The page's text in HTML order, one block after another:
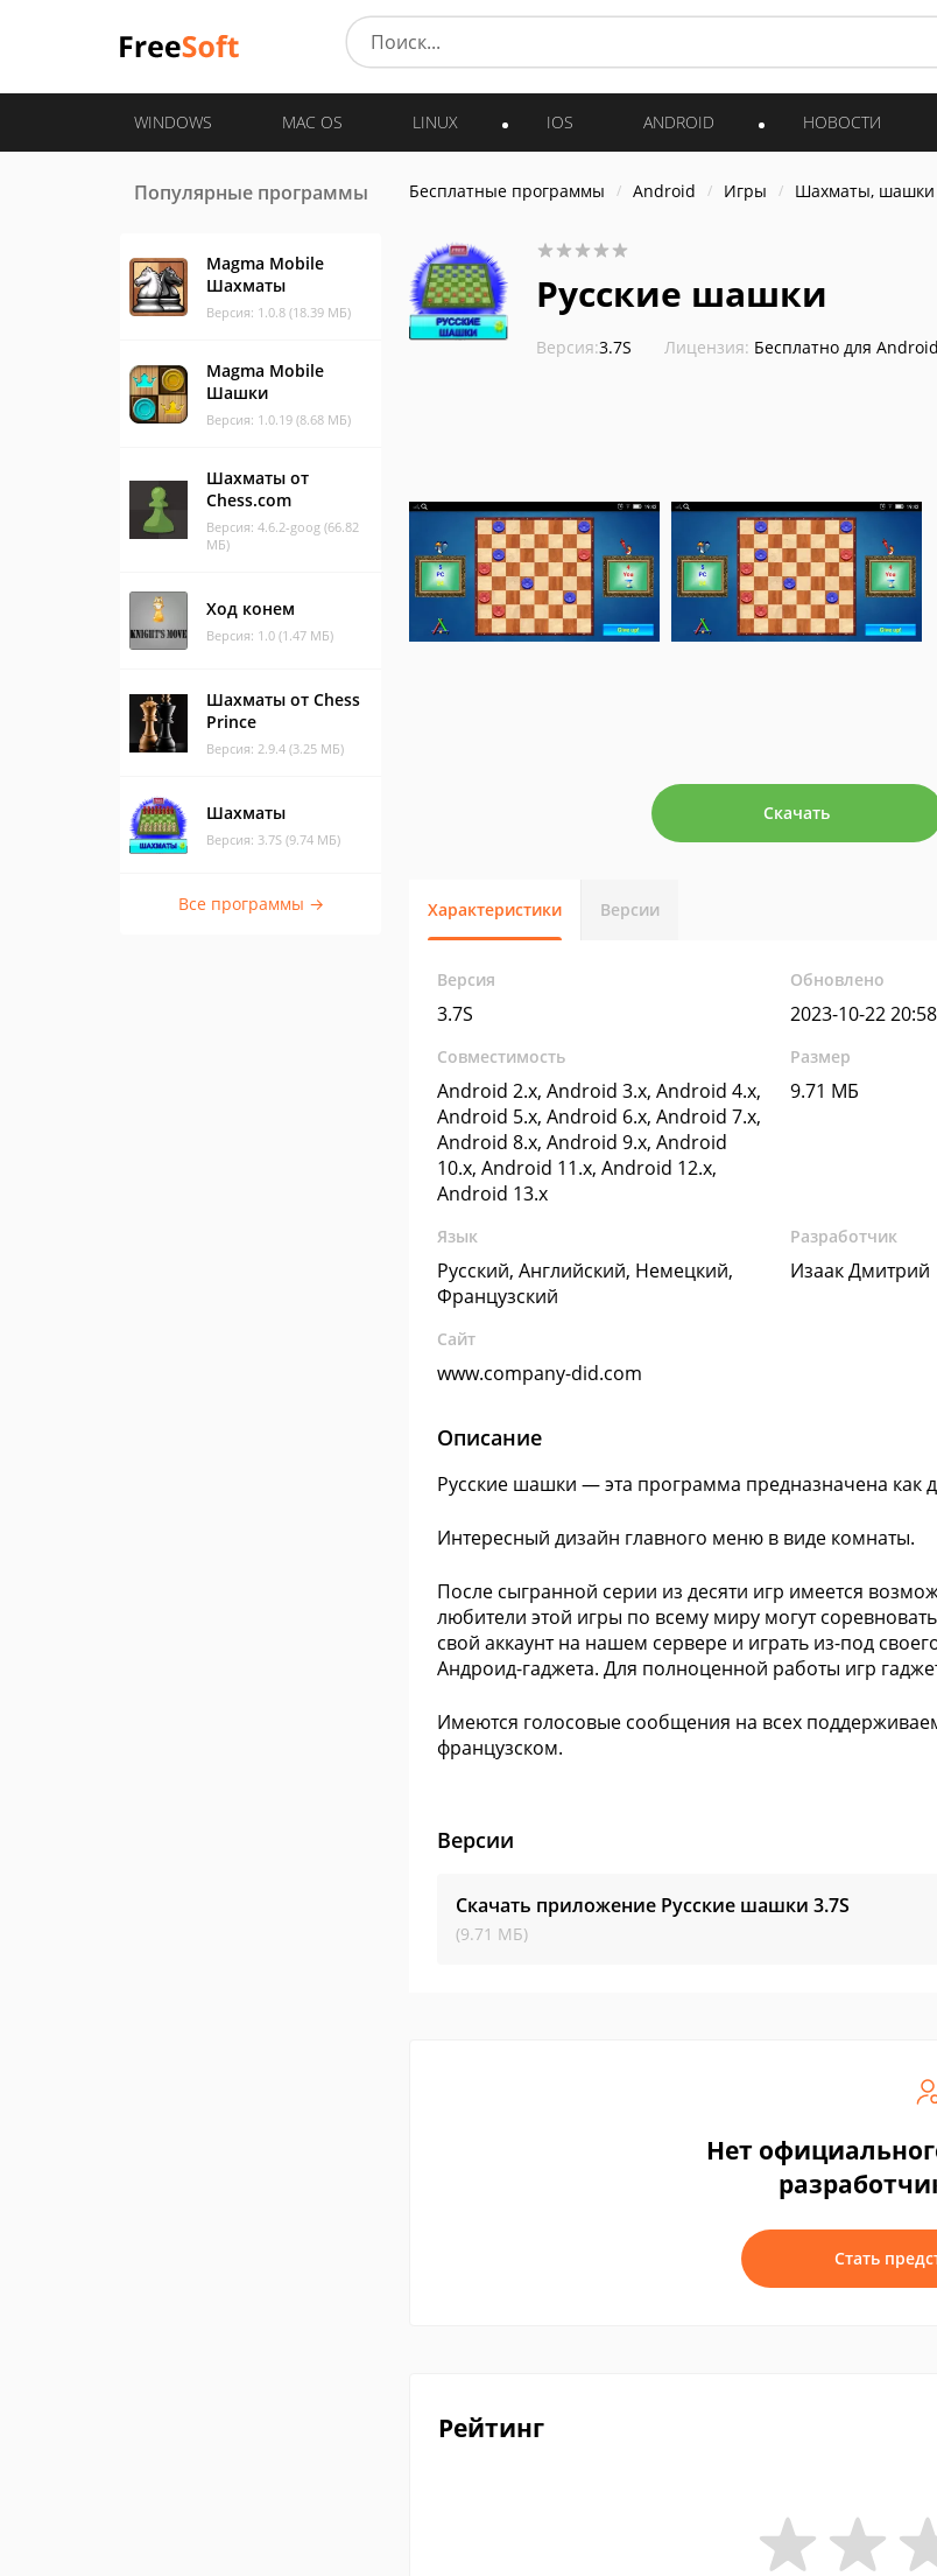
WINDOWS MAC OS LINUX IOS ANDROID НОВОСТИ
Популярные программы
Magma Mobile
Шахматы
Версия: 1.0.8 (18.39 МБ)
Magma Mobile
Шашки
Версия: 1.0.19 (8.68 МБ)
Шахматы от
Chess.com
Версия: 4.6.2-goog (66.82
МБ)
Ход конем
Версия: 1.0 (1.47 МБ)
Шахматы от Chess
Prince
Версия: 2.9.4 (3.25 МБ)
Шахматы
Версия: 3.7S (9.74 МБ)
Все программы →
Бесплатные программы Android Игры Шахматы, шашки
Русские шашки
Версия:3.7S Лицензия: Бесплатно для Android
Скачать
Характеристики Версии
Версия
3.7S
Обновлено
2023-10-22
Совместимость
Android 2.x, Android 3.x, Android 4.x,
Android 5.x, Android 6.x, Android 7.x,
Android 8.x, Android 9.x, Android
10.x, Android 11.x, Android 12.x,
Android 13.x
Размер
9.71 МБ
Язык
Русский, Английский, Немецкий,
Французский
Разработчик
Изаак Дмитрий
Сайт
www.company-did.com
Описание
Русские шашки — эта программа предназначена как
Интересный дизайн главного меню в виде комнаты.
После сыгранной серии из десяти игр имеется
любители этой игры по всему миру могут
свой аккаунт на нашем сервере и играть из-под
Андроид-гаджета. Для полноценной работы игр
Имеются голосовые сообщения на всех
французском.
Версии
Скачать приложение Русские шашки 3.7S
(9.71 МБ)
Нет
Стать
Рейтинг